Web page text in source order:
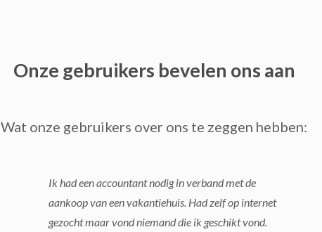
Onze gebruikers bevelen ons aan
Wat onze gebruikers over ons te zeggen hebben:
Ik had een accountant nodig in verband met de
aankoop van een vakantiehuis. Had zelf op internet
gezocht maar vond niemand die ik geschikt vond.